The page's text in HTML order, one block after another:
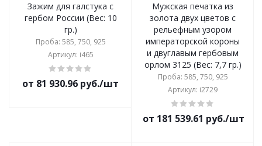
Зажим для галстука с
гербом России (Вес: 10
гр.)
Проба: 585, 750, 925
Артикул: i465
от 81 930.96 руб./шт
Мужская печатка из
золота двух цветов с
рельефным узором
императорской короны
и двуглавым гербовым
орлом 3125 (Вес: 7,7 гр.)
Проба: 585, 750, 925
Артикул: i2729
от 181 539.61 руб./шт